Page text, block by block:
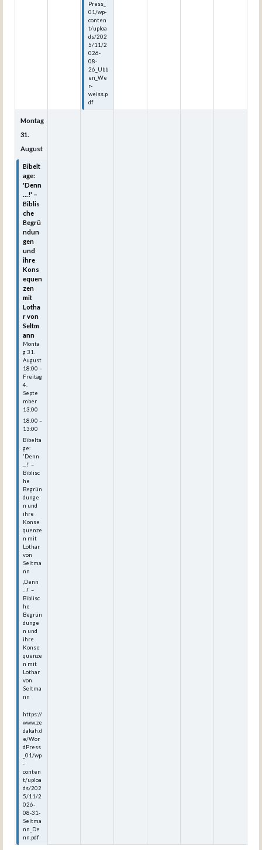
Press_
01/wp-
conten
t/uploa
ds/202
5/11/2
026-
08-
26_Ubb
en_We
r-
weiss.p
df
Montag
31.
August
Bibelt
age:
'Denn
...!' –
Biblis
che
Begrü
ndun
gen
und
ihre
Kons
equen
zen
mit
Lotha
r von
Seltm
ann
Monta
g31.
August
18:00 –
Freitag
4.
Septe
mber
13:00
18:00 –
13:00
Bibelta
ge:
'Denn
...!' –
Biblisc
he
Begrün
dunge
n und
ihre
Konse
quenze
n mit
Lothar
von
Seltma
nn
‚Denn
…!‘ –
Biblisc
he
Begrün
dunge
n und
ihre
Konse
quenze
n mit
Lothar
von
Seltma
nn
https://
www.ze
dakah.d
e/Wor
dPress
_01/wp
-
conten
t/uploa
ds/202
5/11/2
026-
08-31-
Seltma
nn_De
nn.pdf